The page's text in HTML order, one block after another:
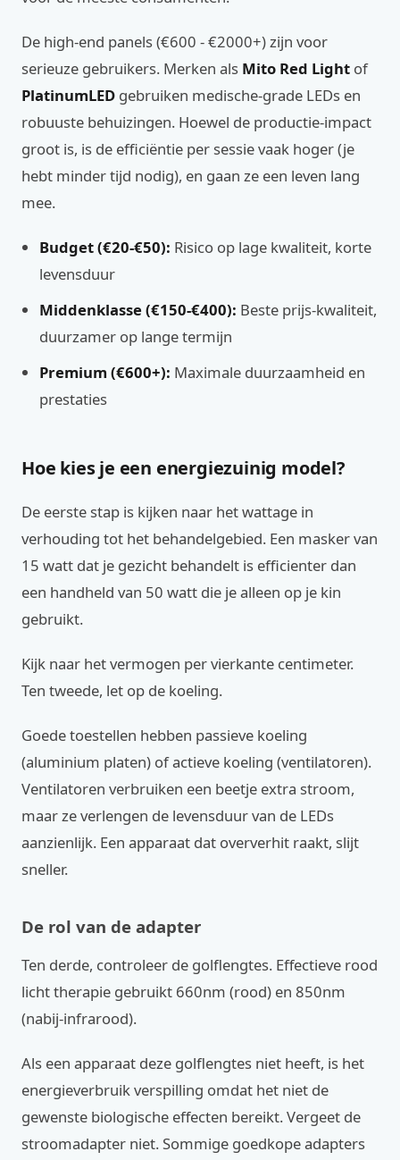
De high-end panels (€600 - €2000+) zijn voor
serieuze gebruikers. Merken als Mito Red Light of
PlatinumLED gebruiken medische-grade LEDs en
robuuste behuizingen. Hoewel de productie-impact
groot is, is de efficiëntie per sessie vaak hoger (je
hebt minder tijd nodig), en gaan ze een leven lang
mee.
Budget (€20-€50): Risico op lage kwaliteit, korte
levensduur
Middenklasse (€150-€400): Beste prijs-kwaliteit,
duurzamer op lange termijn
Premium (€600+): Maximale duurzaamheid en
prestaties
Hoe kies je een energiezuinig model?
De eerste stap is kijken naar het wattage in
verhouding tot het behandelgebied. Een masker van
15 watt dat je gezicht behandelt is efficienter dan
een handheld van 50 watt die je alleen op je kin
gebruikt.
Kijk naar het vermogen per vierkante centimeter.
Ten tweede, let op de koeling.
Goede toestellen hebben passieve koeling
(aluminium platen) of actieve koeling (ventilatoren).
Ventilatoren verbruiken een beetje extra stroom,
maar ze verlengen de levensduur van de LEDs
aanzienlijk. Een apparaat dat oververhit raakt, slijt
sneller.
De rol van de adapter
Ten derde, controleer de golflengtes. Effectieve rood
licht therapie gebruikt 660nm (rood) en 850nm
(nabij-infrarood).
Als een apparaat deze golflengtes niet heeft, is het
energieverbruik verspilling omdat het niet de
gewenste biologische effecten bereikt. Vergeet de
stroomadapter niet. Sommige goedkope adapters